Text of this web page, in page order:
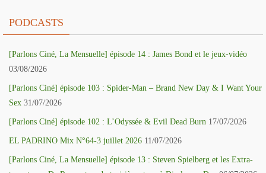
PODCASTS
[Parlons Ciné, La Mensuelle] épisode 14 : James Bond et le jeux-vidéo
03/08/2026
[Parlons Ciné] épisode 103 : Spider-Man – Brand New Day & I Want Your
Sex 31/07/2026
[Parlons Ciné] épisode 102 : L’Odyssée & Evil Dead Burn 17/07/2026
EL PADRINO Mix N°64-3 juillet 2026 11/07/2026
[Parlons Ciné, La Mensuelle] épisode 13 : Steven Spielberg et les Extra-